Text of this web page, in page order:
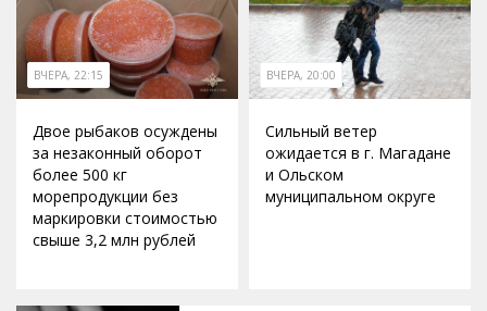
ВЧЕРА, 22:15
Двое рыбаков осуждены
за незаконный оборот
более 500 кг
морепродукции без
маркировки стоимостью
свыше 3,2 млн рублей
ВЧЕРА, 20:00
Сильный ветер
ожидается в г. Магадане
и Ольском
муниципальном округе